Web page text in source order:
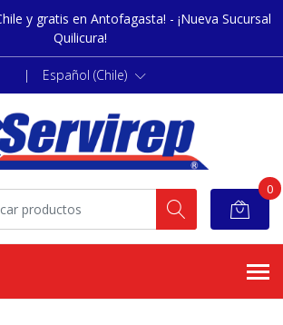
y gratis en Antofagasta! - ¡Nueva Sucursal
Quilicura!
| Español (Chile)
0